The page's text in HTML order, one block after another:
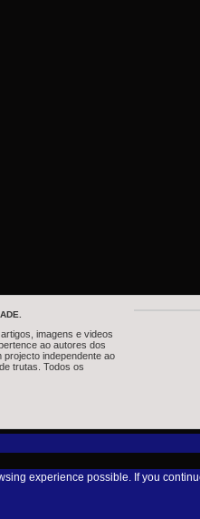
imagens e videos
ao autores dos
independente ao
trutas. Todos os
experience possible. If you